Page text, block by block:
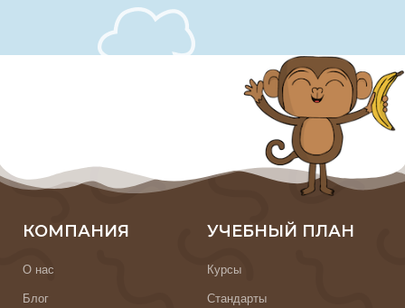
КОМПАНИЯ
О нас
Блог
УЧЕБНЫЙ ПЛАН
Курсы
Стандарты